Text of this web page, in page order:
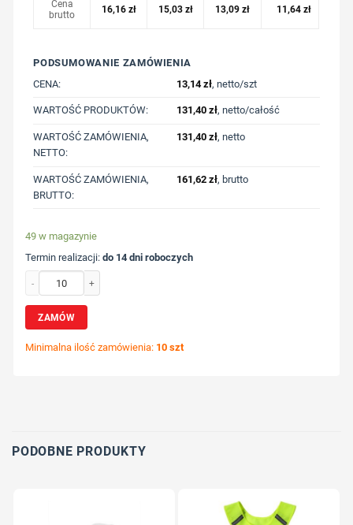
Cena
brutto
16,16 zł 15,03 zł 13,09zł 11,64zł
PODSUMOWANIE ZAMÓWIENIA
CENA:
13,14zł, netto/szt
WARTOŚĆ PRODUKTÓW: 131,40 zł, netto/całość
WARTOŚĆ ZAMÓWIENIA,
NETTO:
131,40 zł, netto
WARTOŚĆ ZAMÓWIENIA,
BRUTTO:
161,62 zł, brutto
49 w magazynie
Termin realizacji:do 14 dni roboczych
ZAMÓW
Minimalna ilość zamówienia: 10 szt
PODOBNE PRODUKTY